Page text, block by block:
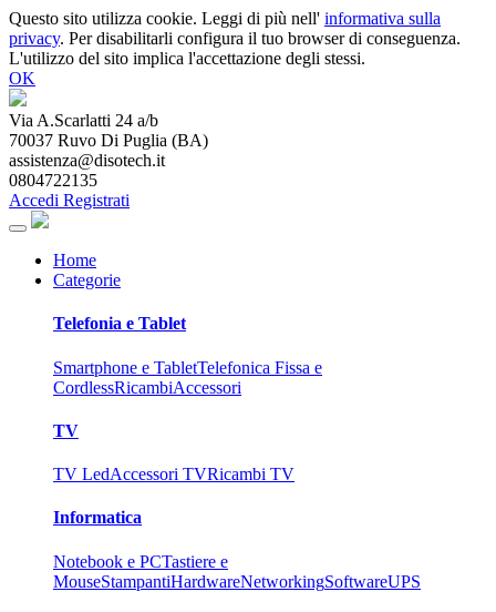
Questo sito utilizza cookie. Leggi di più nell' informativa sulla
privacy. Per disabilitarli configura il tuo browser di conseguenza.
L'utilizzo del sito implica l'accettazione degli stessi.
OK
Via A.Scarlatti 24 a/b
70037 Ruvo Di Puglia (BA)
assistenza@disotech.it
0804722135
Accedi Registrati
Home
Categorie
Telefonia e Tablet
Smartphone e TabletTelefonica Fissa e
CordlessRicambiAccessori
TV
TV LedAccessori TVRicambi TV
Informatica
Notebook e PCTastiere e
MouseStampantiHardwareNetworkingSoftwareUPS